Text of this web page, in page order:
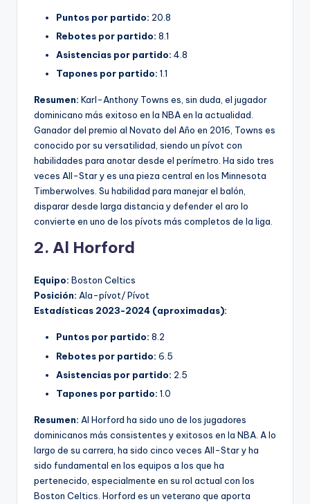
Puntos por partido: 20.8
Rebotes por partido: 8.1
Asistencias por partido: 4.8
Tapones por partido: 1.1
Resumen: Karl-Anthony Towns es, sin duda, el jugador
dominicano más exitoso en la NBA en la actualidad.
Ganador del premio al Novato del Año en 2016, Towns es
conocido por su versatilidad, siendo un pívot con
habilidades para anotar desde el perímetro. Ha sido tres
veces All-Star y es una pieza central en los Minnesota
Timberwolves. Su habilidad para manejar el balón,
disparar desde larga distancia y defender el aro lo
convierte en uno de los pívots más completos de la liga.
2. Al Horford
Equipo: Boston Celtics
Posición: Ala-pívot/ Pívot
Estadísticas 2023-2024 (aproximadas):
Puntos por partido: 8.2
Rebotes por partido: 6.5
Asistencias por partido: 2.5
Tapones por partido: 1.0
Resumen: Al Horford ha sido uno de los jugadores
dominicanos más consistentes y exitosos en la NBA. A lo
largo de su carrera, ha sido cinco veces All-Star y ha
sido fundamental en los equipos a los que ha
pertenecido, especialmente en su rol actual con los
Boston Celtics. Horford es un veterano que aporta